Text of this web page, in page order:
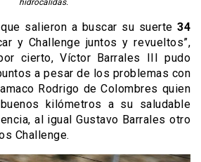
hidrocálidas.
salieron a buscar su suerte 34
y Challenge juntos y revueltos”,
cierto, Víctor Barrales III pudo
a pesar de los problemas con
Rodrigo de Colombres quien
kilómetros a su saludable
al igual Gustavo Barrales otro
Challenge.